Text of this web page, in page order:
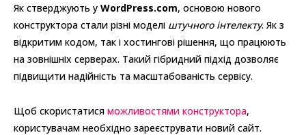
Як стверджують у WordPress.com, основою нового
конструктора стали різні моделі штучного інтелекту. Як з
відкритим кодом, так і хостингові рішення, що працюють
на зовнішніх серверах. Такий гібридний підхід дозволяє
підвищити надійність та масштабованість сервісу.
Щоб скористатися можливостями конструктора,
користувачам необхідно зареєструвати новий сайт.